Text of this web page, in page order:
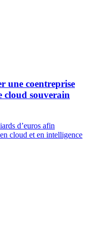
une coentreprise
cloud souverain
d’euros afin
cloud et en intelligence